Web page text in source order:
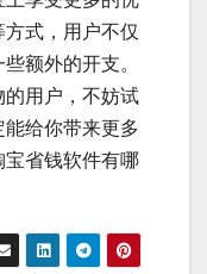
式，用户不仅
额外的开支。
用户，不妨试
给你带来更多
宝省钱软件有哪